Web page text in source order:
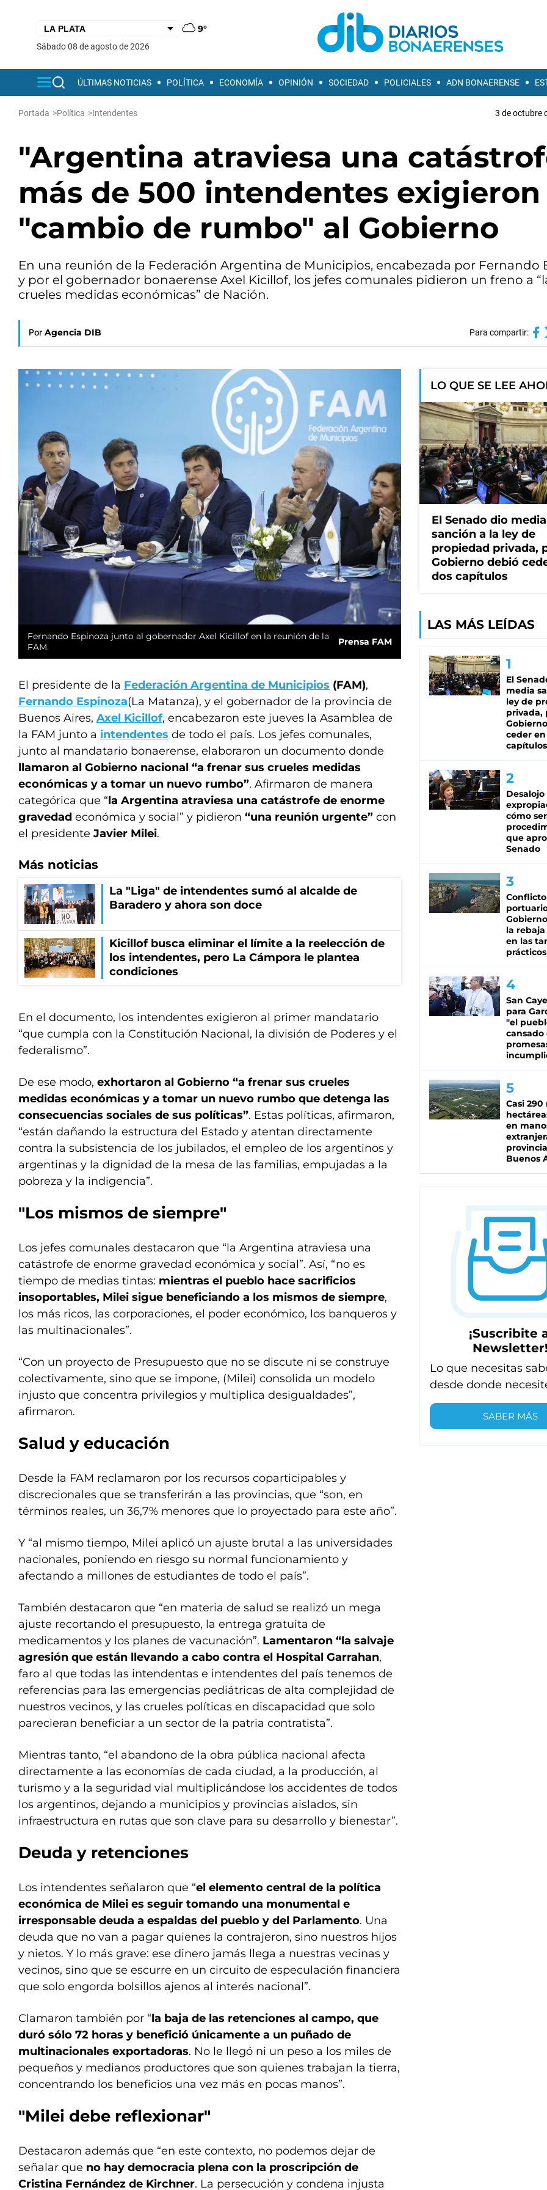
9°
sábado 08 de agosto de 2026
ÚLTIMAS NOTICIAS POLÍTICA ECONOMÍA OPINIÓN SOCIEDAD POLICIALES ADN BONAERENSE
Portada >Política >Intendentes 3 de octubre
"Argentina atraviesa una
más de 500 intendentes
"cambio de rumbo" al Gobierno
En una reunión de la Federación Argentina de Municipios, encabezada por Fernando
y por el gobernador bonaerense Axel Kicillof, los jefes comunales pidieron un freno a
crueles medidas económicas” de Nación.
Por Agencia DIB Para compartir:
Fernando Espinoza junto al gobernador Axel Kicillof en la reunión de la
FAM.
Prensa FAM
El presidente de la Federación Argentina de Municipios (FAM),
Fernando Espinoza(La Matanza), y el gobernador de la provincia de
Buenos Aires, Axel Kicillof, encabezaron este jueves la Asamblea de
la FAM junto a intendentes de todo el país. Los jefes comunales,
junto al mandatario bonaerense, elaboraron un documento donde
llamaron al Gobierno nacional “a frenar sus crueles medidas
económicas y a tomar un nuevo rumbo”. Afirmaron de manera
categórica que “la Argentina atraviesa una catástrofe de enorme
gravedad económica y social” y pidieron “una reunión urgente” con
el presidente Javier Milei.
Más noticias
La "Liga" de intendentes sumó al alcalde de
Baradero y ahora son doce
Kicillof busca eliminar el límite a la reelección de
los intendentes, pero La Cámpora le plantea
condiciones
En el documento, los intendentes exigieron al primer mandatario
“que cumpla con la Constitución Nacional, la división de Poderes y el
federalismo”.
De ese modo, exhortaron al Gobierno “a frenar sus crueles
medidas económicas y a tomar un nuevo rumbo que detenga las
consecuencias sociales de sus políticas”. Estas políticas, afirmaron,
“están dañando la estructura del Estado y atentan directamente
contra la subsistencia de los jubilados, el empleo de los argentinos y
argentinas y la dignidad de la mesa de las familias, empujadas a la
pobreza y la indigencia”.
"Los mismos de siempre"
Los jefes comunales destacaron que “la Argentina atraviesa una
catástrofe de enorme gravedad económica y social”. Así, “no es
tiempo de medias tintas: mientras el pueblo hace sacrificios
insoportables, Milei sigue beneficiando a los mismos de siempre,
los más ricos, las corporaciones, el poder económico, los banqueros y
las multinacionales”.
“Con un proyecto de Presupuesto que no se discute ni se construye
colectivamente, sino que se impone, (Milei) consolida un modelo
injusto que concentra privilegios y multiplica desigualdades”,
afirmaron.
Salud y educación
Desde la FAM reclamaron por los recursos coparticipables y
discrecionales que se transferirán a las provincias, que “son, en
términos reales, un 36,7% menores que lo proyectado para este año”.
Y “al mismo tiempo, Milei aplicó un ajuste brutal a las universidades
nacionales, poniendo en riesgo su normal funcionamiento y
afectando a millones de estudiantes de todo el país”.
También destacaron que “en materia de salud se realizó un mega
ajuste recortando el presupuesto, la entrega gratuita de
medicamentos y los planes de vacunación”. Lamentaron “la salvaje
agresión que están llevando a cabo contra el Hospital Garrahan,
faro al que todas las intendentas e intendentes del país tenemos de
referencias para las emergencias pediátricas de alta complejidad de
nuestros vecinos, y las crueles políticas en discapacidad que solo
parecieran beneficiar a un sector de la patria contratista”.
Mientras tanto, “el abandono de la obra pública nacional afecta
directamente a las economías de cada ciudad, a la producción, al
turismo y a la seguridad vial multiplicándose los accidentes de todos
los argentinos, dejando a municipios y provincias aislados, sin
infraestructura en rutas que son clave para su desarrollo y bienestar”.
Deuda y retenciones
Los intendentes señalaron que “el elemento central de la política
económica de Milei es seguir tomando una monumental e
irresponsable deuda a espaldas del pueblo y del Parlamento. Una
deuda que no van a pagar quienes la contrajeron, sino nuestros hijos
y nietos. Y lo más grave: ese dinero jamás llega a nuestras vecinas y
vecinos, sino que se escurre en un circuito de especulación financiera
que solo engorda bolsillos ajenos al interés nacional”.
Clamaron también por “la baja de las retenciones al campo, que
duró sólo 72 horas y benefició únicamente a un puñado de
multinacionales exportadoras. No le llegó ni un peso a los miles de
pequeños y medianos productores que son quienes trabajan la tierra,
concentrando los beneficios una vez más en pocas manos”.
"Milei debe reflexionar"
Destacaron además que “en este contexto, no podemos dejar de
señalar que no hay democracia plena con la proscripción de
Cristina Fernández de Kirchner. La persecución y condena injusta
LO QUE SE LEE
El Senado dio media
sanción a la ley de
propiedad privada,
Gobierno debió
dos capítulos
LAS MÁS LEÍDAS
El
media
ley de
privada,
ceder
capítulos
cómo
que
Senado
Conflicto
la rebaja
en las
prácticos
San
para
"el
cansado
Casi 290
en
Buenos
¡Suscribite
Lo que necesitas
desde donde
SABER MÁS